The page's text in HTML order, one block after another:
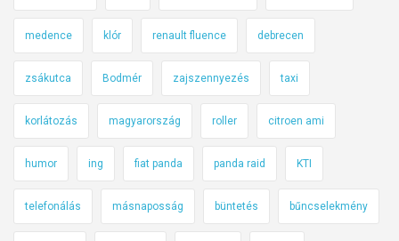
medence klór renault fluence debrecen
zsákutca Bodmér zajszennyezés taxi
korlátozás magyarország roller citroen ami
humor ing fiat panda panda raid KTI
telefonálás másnaposság büntetés bűncselekmény